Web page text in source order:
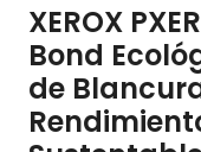
XEROX
Bond
de